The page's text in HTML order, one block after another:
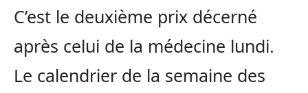
C’est le deuxième prix décerné
après celui de la médecine lundi.
Le calendrier de la semaine des